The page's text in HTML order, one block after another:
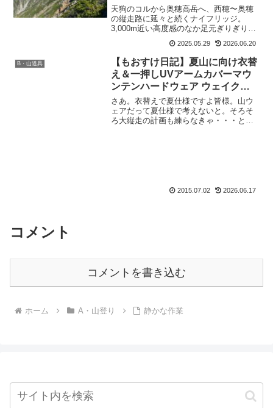
をカスタマイズ
天狗のコルから奥穂高岳へ、西穂〜奥穂
の縦走路に延々と続くナイフリッジ。
3,000m近い高度感のなか足元ぎりぎりの
ンダルムの岩峰が現れるまでをまとめた
縦走記その6です
2025.05.29 2026.06.20
B・山道具
【もおすけ日記】夏山に向け衣替
え＆一押しUVアームカバーマウ
ンテンハードウェア ウェイクー
ルアームズ
さあ。衣替えで夏仕様ですよ皆様。山ウ
ェアだって夏仕様で考えないと。そろそ
ろ大縦走の計画も練らなきゃ・・・と思
2015.07.02 2026.06.17
コメント
コメントを書き込む
ホーム A・山登り 静かな作業